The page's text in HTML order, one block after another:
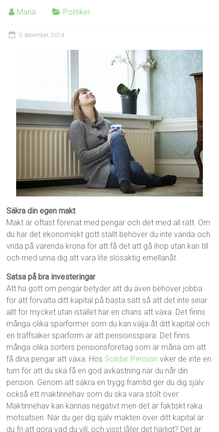
Maria Politiker
5 december, 2014
Säkra din egen makt
Makt är oftast förenat med pengar och det med all rätt. Om
du har det ekonomiskt gott ställt behöver du inte vända och
vrida på varenda krona för att få det att gå ihop utan kan till
och med unna dig att vara lite slösaktig emellanåt.
Satsa på bra investeringar
Att ha gott om pengar betyder att du även behöver jobba
för att förvalta ditt kapital på bästa sätt så att det inte sinar
allt för mycket utan istället har en chans att växa. Det finns
många olika sparformer som du kan välja åt ditt kapital och
en träffsäker sparform är att pensionsspara. Det finns
många olika sorters pensionsföretag som är måna om att
få dina pengar att växa. Hos Solidar Pension viker de inte en
tum för att du ska få en god avkastning när du når din
pension. Genom att säkra en trygg framtid ger du dig själv
också ett maktinnehav som du ska vara stolt över.
Maktinnehav kan kännas negativt men det är faktiskt raka
motsatsen. När du ger dig själv makten över ditt kapital är
du fri att göra vad du vill, och visst låter det härligt? Det är